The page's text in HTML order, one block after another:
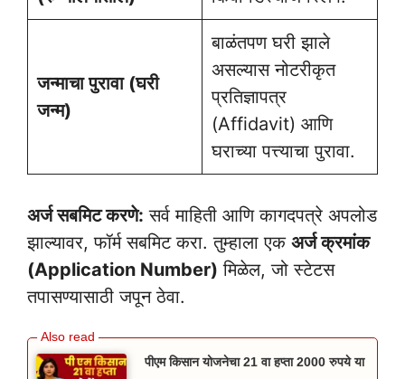
जन्माचा पुरावा (घरी
जन्म)
बाळंतपण घरी झाले
असल्यास नोटरीकृत
प्रतिज्ञापत्र
(Affidavit) आणि
घराच्या पत्त्याचा पुरावा.
अर्ज सबमिट करणे: सर्व माहिती आणि कागदपत्रे अपलोड
झाल्यावर, फॉर्म सबमिट करा. तुम्हाला एक अर्ज क्रमांक
(Application Number) मिळेल, जो स्टेटस
तपासण्यासाठी जपून ठेवा.
पीएम किसान योजनेचा 21 वा हप्ता 2000 रुपये या